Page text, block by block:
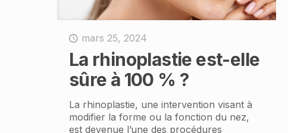
mars 25, 2024
La rhinoplastie est-elle
sûre à 100 % ?
La rhinoplastie, une intervention visant à
modifier la forme ou la fonction du nez,
est devenue l’une des procédures